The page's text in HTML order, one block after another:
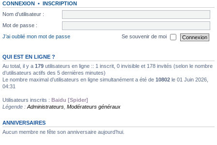
CONNEXION • INSCRIPTION
Nom d’utilisateur :
Mot de passe :
J’ai oublié mon mot de passe
Se souvenir de moi
QUI EST EN LIGNE ?
Au total, il y a 179 utilisateurs en ligne :: 1 inscrit, 0 invisible et 178 invités (selon le nombre
d’utilisateurs actifs des 5 dernières minutes)
Le nombre maximal d’utilisateurs en ligne simultanément a été de 10802 le 01 Juin 2026,
04:31
Utilisateurs inscrits : Baidu [Spider]
Légende : Administrateurs Modérateurs généraux
ANNIVERSAIRES
Aucun membre ne fête son anniversaire aujourd’hui.